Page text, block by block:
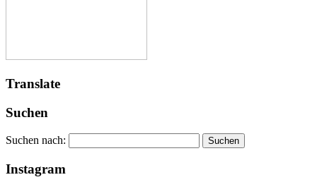
Translate
Suchen
Suchen nach:
Instagram